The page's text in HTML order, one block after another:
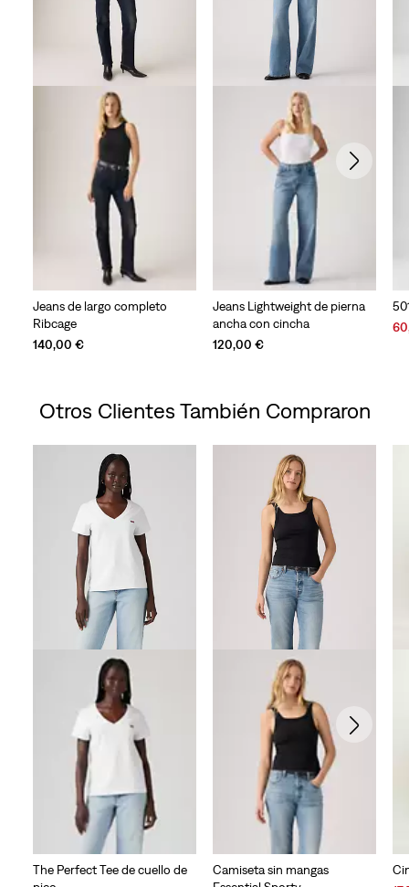
Jeans de largo completo
Ribcage
140,00 €
Jeans Lightweight de pierna
ancha con cincha
120,00 €
Otros Clientes También Compraron
The Perfect Tee de cuello de
Camiseta sin mangas